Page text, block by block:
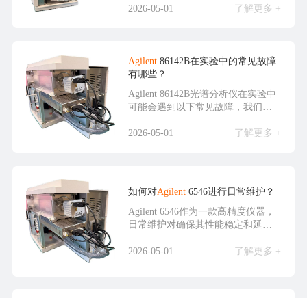
2026-05-01 了解更多 +
Agilent86142B在实验中的常见故障
有哪些？
Agilent 86142B光谱分析仪在实验中
可能会遇到以下常见故障，我们匠
2026-05-01
了解更多 +
如何对Agilent6546进行日常维护？
Agilent 6546作为一款高精度仪器，
日常维护对确保其性能稳定和延长
2026-05-01
了解更多 +